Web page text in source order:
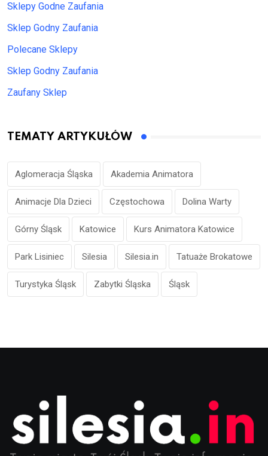
Sklepy Godne Zaufania
Sklep Godny Zaufania
Polecane Sklepy
Sklep Godny Zaufania
Zaufany Sklep
TEMATY ARTYKUŁÓW
Aglomeracja Śląska Akademia Animatora
Animacje Dla Dzieci Częstochowa Dolina Warty
Górny Śląsk Katowice Kurs Animatora Katowice
Park Lisiniec Silesia Silesia.in Tatuaże Brokatowe
Turystyka Śląsk Zabytki Śląska Śląsk